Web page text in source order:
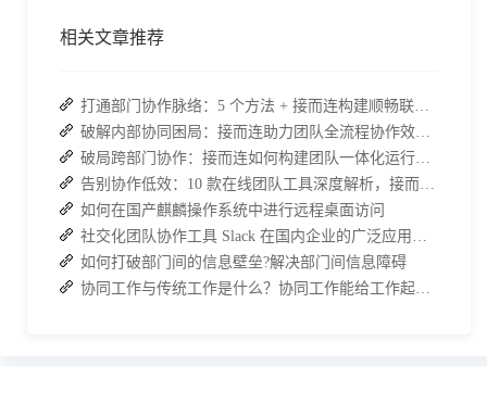
相关文章推荐
如何在国产麒麟操作系统中进行远程桌面访问
如何打破部门间的信息壁垒?解决部门间信息障碍